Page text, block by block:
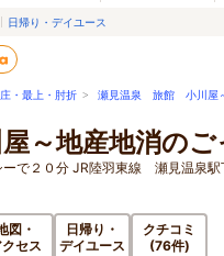
日帰り・デイユース
・最上・肘折 > 瀬見温泉 旅館 小川屋～
地産地消のご
で２０分 JR陸羽東線 瀬見温泉駅
図・
クセス
日帰り・
デイユース
クチコミ
(76件)